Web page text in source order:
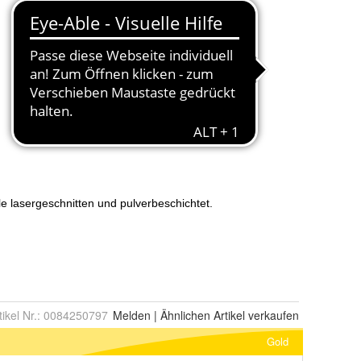
Nr.: 0084250797 Melden | Ähnlichen Artikel verkaufen
Gold